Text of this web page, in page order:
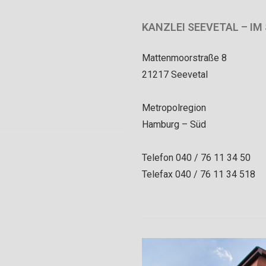
KANZLEI SEEVETAL – IM
Mattenmoorstraße 8
21217 Seevetal
Metropolregion
Hamburg – Süd
Telefon 040 / 76 11 34 50
Telefax 040 / 76 11 34 518